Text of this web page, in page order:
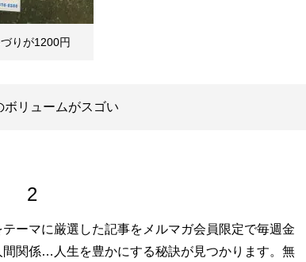
りが1200円
リュームがスゴい
2
ーマに厳選した記事をメルマガ会員限定で毎週金
関係…人生を豊かにする秘訣が見つかります。無